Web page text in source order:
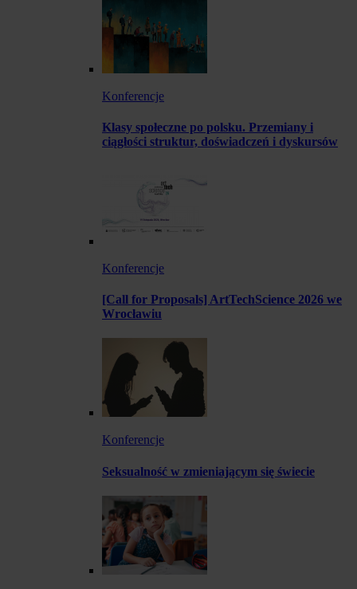
Konferencje
Klasy społeczne po polsku. Przemiany i
ciągłości struktur, doświadczeń i dyskursów
Konferencje
[Call for Proposals] ArtTechScience 2026 we
Wrocławiu
Konferencje
Seksualność w zmieniającym się świecie